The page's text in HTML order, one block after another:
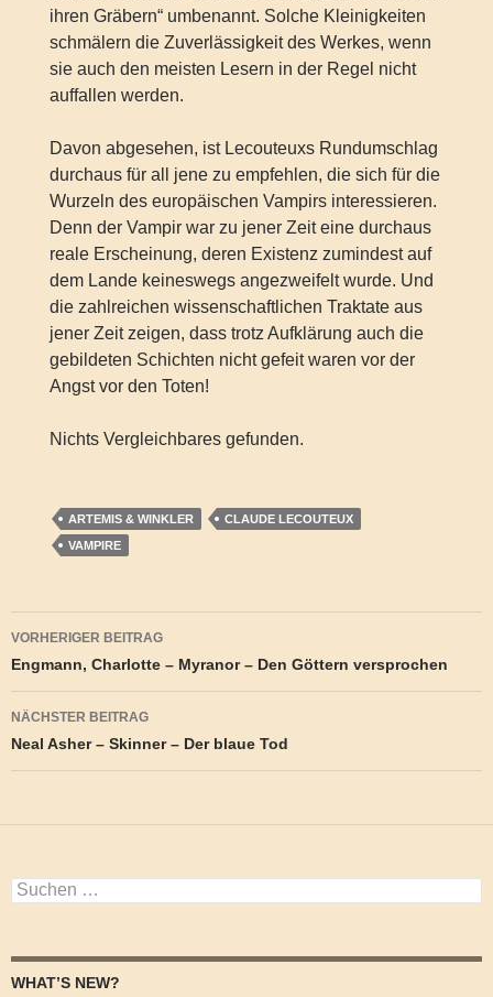
ihren Gräbern“ umbenannt. Solche Kleinigkeiten
schmälern die Zuverlässigkeit des Werkes, wenn
sie auch den meisten Lesern in der Regel nicht
auffallen werden.
Davon abgesehen, ist Lecouteuxs Rundumschlag
durchaus für all jene zu empfehlen, die sich für die
Wurzeln des europäischen Vampirs interessieren.
Denn der Vampir war zu jener Zeit eine durchaus
reale Erscheinung, deren Existenz zumindest auf
dem Lande keineswegs angezweifelt wurde. Und
die zahlreichen wissenschaftlichen Traktate aus
jener Zeit zeigen, dass trotz Aufklärung auch die
gebildeten Schichten nicht gefeit waren vor der
Angst vor den Toten!
Nichts Vergleichbares gefunden.
ARTEMIS & WINKLER
CLAUDE LECOUTEUX
VAMPIRE
Beitragsnavigation
VORHERIGER BEITRAG
Engmann, Charlotte – Myranor – Den Göttern versprochen
NÄCHSTER BEITRAG
Neal Asher – Skinner – Der blaue Tod
Suchen
nach:
WHAT’S NEW?